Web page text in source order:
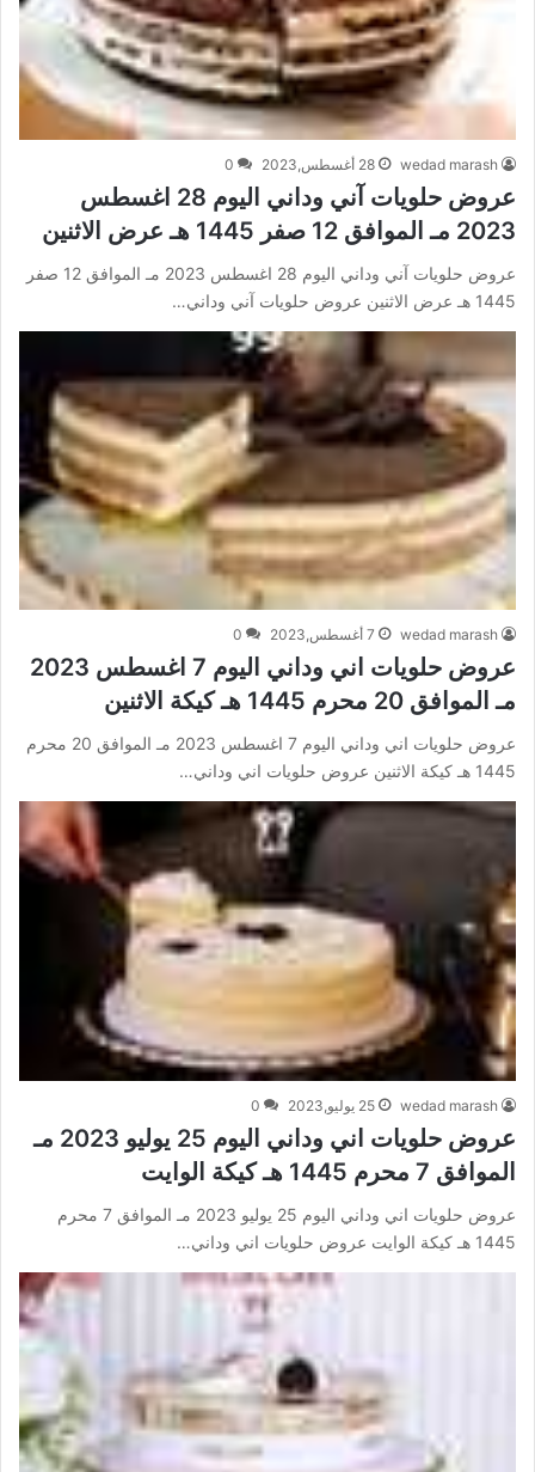
wedad marash 28 أغسطس,2023 0
عروض حلويات آني وداني اليوم 28 اغسطس
2023 مـ الموافق 12 صفر 1445 هـ عرض الاثنين
عروض حلويات آني وداني اليوم 28 اغسطس 2023 مـ الموافق 12 صفر
1445 هـ عرض الاثنين عروض حلويات آني وداني…
wedad marash 7 أغسطس,2023 0
عروض حلويات اني وداني اليوم 7 اغسطس 2023
مـ الموافق 20 محرم 1445 هـ كيكة الاثنين
عروض حلويات اني وداني اليوم 7 اغسطس 2023 مـ الموافق 20 محرم
1445 هـ كيكة الاثنين عروض حلويات اني وداني…
wedad marash 25 يوليو,2023 0
عروض حلويات اني وداني اليوم 25 يوليو 2023 مـ
الموافق 7 محرم 1445 هـ كيكة الوايت
عروض حلويات اني وداني اليوم 25 يوليو 2023 مـ الموافق 7 محرم
1445 هـ كيكة الوايت عروض حلويات اني وداني…